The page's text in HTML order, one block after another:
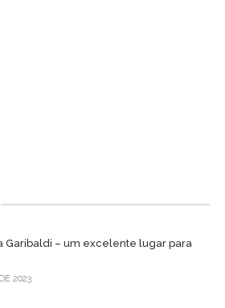
Garibaldi – um excelente lugar para
2023